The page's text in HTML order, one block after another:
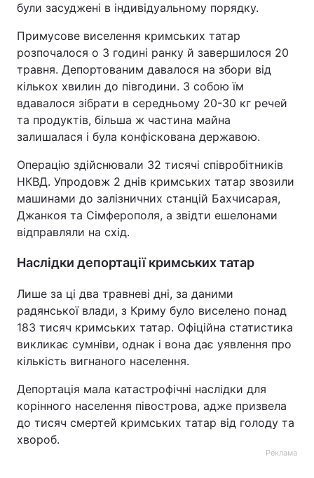
Тема оформлення
були засуджені в індивідуальному порядку.
Примусове виселення кримських татар
розпочалося о 3 годині ранку й завершилося 20
травня. Депортованим давалося на збори від
кількох хвилин до півгодини. З собою їм
вдавалося зібрати в середньому 20-30 кг речей
та продуктів, більша ж частина майна
залишалася і була конфіскована державою.
Операцію здійснювали 32 тисячі співробітників
НКВД. Упродовж 2 днів кримських татар звозили
машинами до залізничних станцій Бахчисарая,
Джанкоя та Сімферополя, а звідти ешелонами
відправляли на схід.
Наслідки депортації кримських татар
Лише за ці два травневі дні, за даними
радянської влади, з Криму було виселено понад
183 тисяч кримських татар. Офіційна статистика
викликає сумніви, однак і вона дає уявлення про
кількість вигнаного населення.
Депортація мала катастрофічні наслідки для
корінного населення півострова, адже призвела
до тисяч смертей кримських татар від голоду та
хвороб.
Реклама